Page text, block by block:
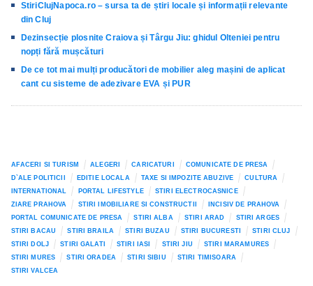
StiriClujNapoca.ro – sursa ta de știri locale și informații relevante
din Cluj
Dezinsecție plosnite Craiova și Târgu Jiu: ghidul Olteniei pentru
nopți fără mușcături
De ce tot mai mulți producători de mobilier aleg mașini de aplicat
cant cu sisteme de adezivare EVA și PUR
AFACERI SI TURISM ALEGERI CARICATURI
COMUNICATE DE PRESA
D`ALE POLITICII
EDITIE LOCALA TAXE SI IMPOZITE ABUZIVE
CULTURA
INTERNATIONAL
PORTAL LIFESTYLE
STIRI ELECTROCASNICE
ZIARE PRAHOVA
STIRI IMOBILIARE SI CONSTRUCTII
INCISIV DE PRAHOVA
PORTAL COMUNICATE DE PRESA
STIRI ALBA STIRI ARAD
STIRI ARGES
STIRI BACAU
STIRI BRAILA STIRI BUZAU STIRI BUCURESTI
STIRI CLUJ
STIRI DOLJ
STIRI GALATI STIRI IASI STIRI JIU
STIRI MARAMURES
STIRI MURES
STIRI ORADEA STIRI SIBIU
STIRI TIMISOARA
STIRI VALCEA